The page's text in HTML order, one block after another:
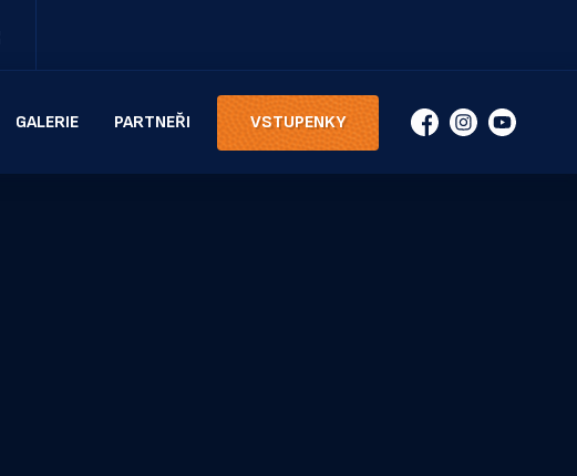
GALERIE PARTNEŘI VSTUPENKY